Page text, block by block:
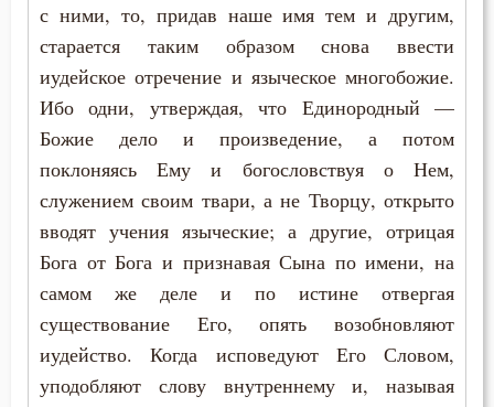
Любовь Божия
Любовь к Богу
Любомудрие
Месть
Мечта
Милостыня
Миропомазание
с ними, то, придав наше имя тем и другим,
старается таким образом снова ввести
иудейское отречение и языческое многобожие.
Ибо одни, утверждая, что Единородный —
Божие дело и произведение, а потом
поклоняясь Ему и богословствуя о Нем,
служением своим твари, а не Творцу, открыто
вводят учения языческие; а другие, отрицая
Бога от Бога и признавая Сына по имени, на
самом же деле и по истине отвергая
существование Его, опять возобновляют
иудейство. Когда исповедуют Его Словом,
уподобляют слову внутреннему и, называя